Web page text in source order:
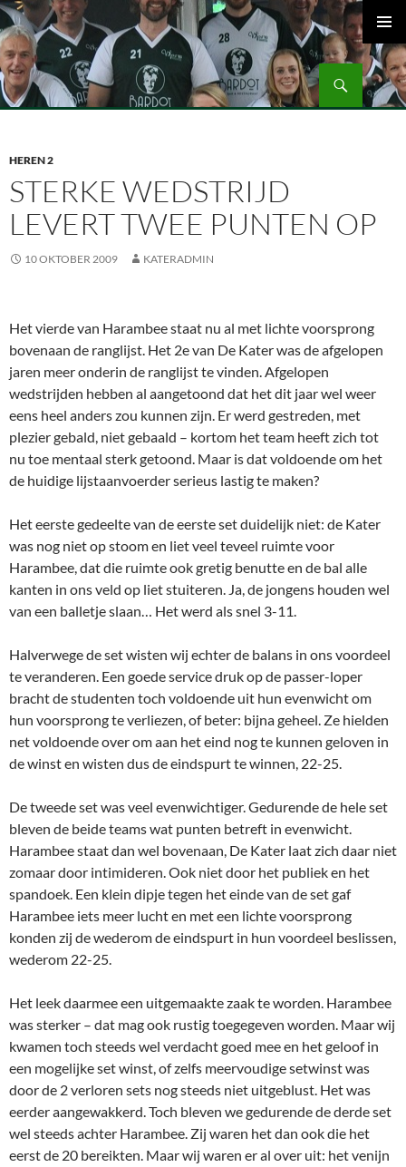
Ga
naar
de
inhoud
Volleybalvereniging Vips Bardot
Zoeken
MENU
HEREN 2
STERKE WEDSTRIJD
LEVERT TWEE PUNTEN OP
10 OKTOBER 2009 KATERADMIN
Het vierde van Harambee staat nu al met lichte voorsprong
bovenaan de ranglijst. Het 2e van De Kater was de afgelopen
jaren meer onderin de ranglijst te vinden. Afgelopen
wedstrijden hebben al aangetoond dat het dit jaar wel weer
eens heel anders zou kunnen zijn. Er werd gestreden, met
plezier gebald, niet gebaald – kortom het team heeft zich tot
nu toe mentaal sterk getoond. Maar is dat voldoende om het
de huidige lijstaanvoerder serieus lastig te maken?
Het eerste gedeelte van de eerste set duidelijk niet: de Kater
was nog niet op stoom en liet veel teveel ruimte voor
Harambee, dat die ruimte ook gretig benutte en de bal alle
kanten in ons veld op liet stuiteren. Ja, de jongens houden wel
van een balletje slaan… Het werd als snel 3-11.
Halverwege de set wisten wij echter de balans in ons voordeel
te veranderen. Een goede service druk op de passer-loper
bracht de studenten toch voldoende uit hun evenwicht om
hun voorsprong te verliezen, of beter: bijna geheel. Ze hielden
net voldoende over om aan het eind nog te kunnen geloven in
de winst en wisten dus de eindspurt te winnen, 22-25.
De tweede set was veel evenwichtiger. Gedurende de hele set
bleven de beide teams wat punten betreft in evenwicht.
Harambee staat dan wel bovenaan, De Kater laat zich daar niet
zomaar door intimideren. Ook niet door het publiek en het
spandoek. Een klein dipje tegen het einde van de set gaf
Harambee iets meer lucht en met een lichte voorsprong
konden zij de wederom de eindspurt in hun voordeel beslissen,
wederom 22-25.
Het leek daarmee een uitgemaakte zaak te worden. Harambee
was sterker – dat mag ook rustig toegegeven worden. Maar wij
kwamen toch steeds wel verdacht goed mee en het geloof in
een mogelijke set winst, of zelfs meervoudige setwinst was
door de 2 verloren sets nog steeds niet uitgeblust. Het was
eerder aangewakkerd. Toch bleven we gedurende de derde set
wel steeds achter Harambee. Zij waren het dan ook die het
eerst de 20 bereikten. Maar wij waren er al over uit: het venijn